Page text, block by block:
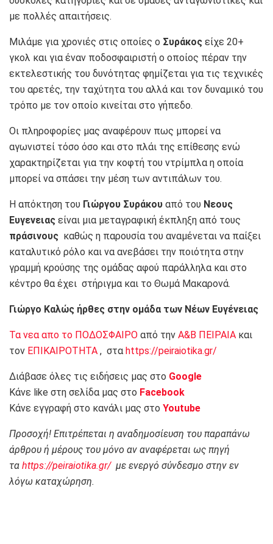
με πολλές απαιτήσεις.
Μιλάμε για χρονιές στις οποίες ο Συράκος είχε 20+
γκολ και για έναν ποδοσφαιριστή ο οποίος πέραν την
εκτελεστικής του δυνότητας φημίζεται για τις τεχνικές
του αρετές, την ταχύτητα του αλλά και τον δυναμικό του
τρόπο με τον οποίο κινείται στο γήπεδο.
Οι πληροφορίες μας αναφέρουν πως μπορεί να
αγωνιστεί τόσο όσο και στο πλάι της επίθεσης ενώ
χαρακτηρίζεται για την κοφτή του ντρίμπλα η οποία
μπορεί να σπάσει την μέση των αντιπάλων του.
Η απόκτηση του Γιώργου Συράκου από του Νεους
Ευγενειας είναι μια μεταγραφική έκπληξη από τους
πράσινους καθώς η παρουσία του αναμένεται να παίξει
καταλυτικό ρόλο και να ανεβάσει την ποιότητα στην
γραμμή κρούσης της ομάδας αφού παράλληλα και στο
κέντρο θα έχει στήριγμα και το Θωμά Μακαρονά.
Γιώργο Καλώς ήρθες στην ομάδα των Νέων Ευγένειας
Τα νεα απο το ΠΟΔΟΣΦΑΙΡΟ από την Α&Β ΠΕΙΡΑΙΑ και
τον ΕΠΙΚΑΙΡΟΤΗΤΑ , στα https://peiraiotika.gr/
Διάβασε όλες τις ειδήσεις μας στο Google
Κάνε like στη σελίδα μας στο Facebook
Κάνε εγγραφή στο κανάλι μας στο Youtube
Προσοχή! Επιτρέπεται η αναδημοσίευση του παραπάνω
άρθρου ή μέρους του μόνο αν αναφέρεται ως πηγή
τα https://peiraiotika.gr/με ενεργό σύνδεσμο στην εν
λόγω καταχώρηση.